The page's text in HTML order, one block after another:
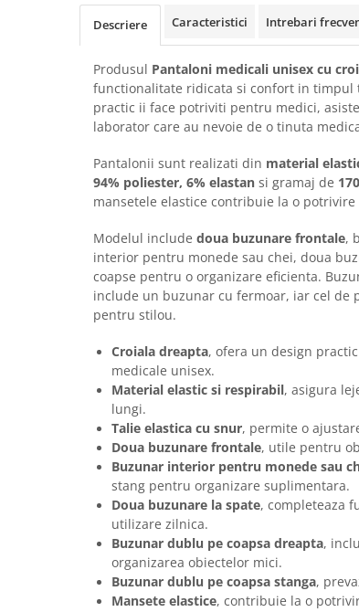
Rezerve instrumente scris
Tavite documente si suporturi
Ascutitori, radiere, agrafe
Curatenie si igiena
Produse Antibacteriene
Articole pentru bucatarie
Maturi, mopuri si galeti
Hartie igienica, prosoape hartie si
Articole pentru rufe, casa,
geamuri, mobila
Articole pentru birou, suprafete,
Intretinere si odorizante masina
Accesorii pentru curatenie
Tipografie si stampile
Formulare tipizate
Caiete si blocnotesuri
personalizate
Descriere Caracteristici Intrebari
Produsul Pantaloni medicali unisex cu
functionalitate ridicata si confort in timpul
practic ii face potriviti pentru medici,
laborator care au nevoie de o tinuta
Pantalonii sunt realizati din material
94% poliester, 6% elastan si gramaj de
mansetele elastice contribuie la o
Modelul include doua buzunare frontale,
interior pentru monede sau chei, doua
coapse pentru o organizare eficienta.
include un buzunar cu fermoar, iar cel de
pentru stilou.
Croiala dreapta, ofera un design
medicale unisex.
Material elastic si respirabil, asigura
lungi.
Talie elastica cu snur, permite o
Doua buzunare frontale, utile pentru
Buzunar interior pentru monede sau
stang pentru organizare suplimentara.
Doua buzunare la spate, completeaza
utilizare zilnica.
Buzunar dublu pe coapsa dreapta,
organizarea obiectelor mici.
Buzunar dublu pe coapsa stanga,
Mansete elastice, contribuie la o